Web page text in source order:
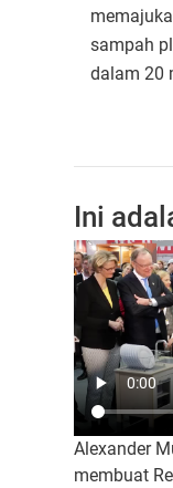
sampah
dalam 20
Ini
Alexander
membuat